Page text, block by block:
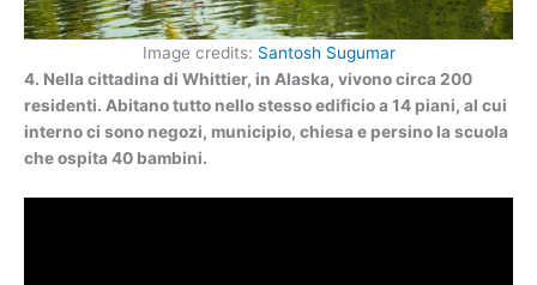
Image credits: Santosh Sugumar
4. Nella cittadina di Whittier, in Alaska, vivono circa 200
residenti. Abitano tutto nello stesso edificio a 14 piani, al cui
interno ci sono negozi, municipio, chiesa e persino la scuola
che ospita 40 bambini.